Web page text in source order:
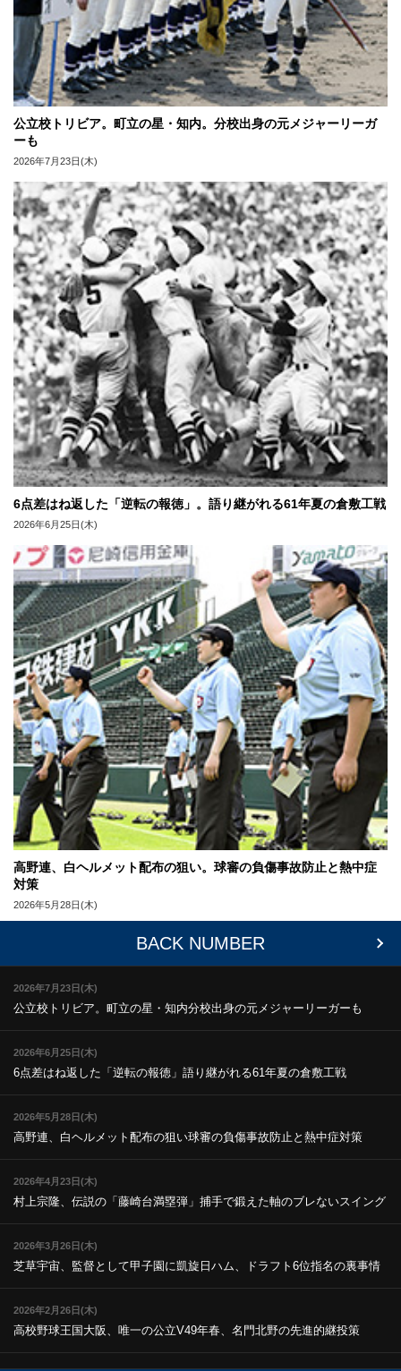
公立校トリビア。町立の星・知内。分校出身の元メジャーリーガ
ーも
2026年7月23日(木)
6点差はね返した「逆転の報徳」。語り継がれる61年夏の倉敷工戦
2026年6月25日(木)
高野連、白ヘルメット配布の狙い。球審の負傷事故防止と熱中症
対策
2026年5月28日(木)
BACK NUMBER
2026年7月23日(木)
公立校トリビア。町立の星・知内分校出身の元メジャーリーガーも
2026年6月25日(木)
6点差はね返した「逆転の報徳」 語り継がれる61年夏の倉敷工戦
2026年5月28日(木)
高野連、白ヘルメット配布の狙い球審の負傷事故防止と熱中症対策
2026年4月23日(木)
村上宗隆、伝説の「藤崎台満塁弾」 捕手で鍛えた軸のブレないスイング
2026年3月26日(木)
芝草宇宙、監督として甲子園に凱旋 日ハム、ドラフト6位指名の裏事情
2026年2月26日(木)
高校野球王国大阪、唯一の公立V49年春、名門北野の先進的継投策